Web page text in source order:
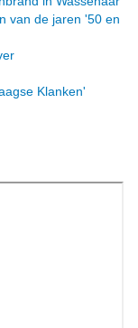
van de jaren '50 en
Klanken'